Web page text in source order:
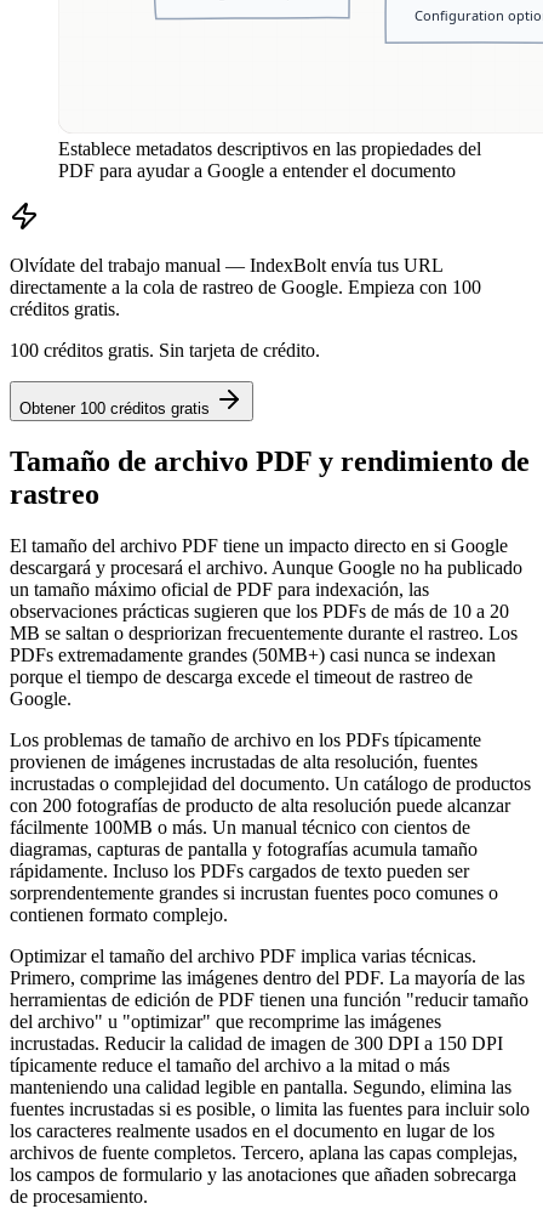
Establece metadatos descriptivos en las propiedades del
PDF para ayudar a Google a entender el documento
Olvídate del trabajo manual — IndexBolt envía tus URL
directamente a la cola de rastreo de Google. Empieza con 100
créditos gratis.
100 créditos gratis. Sin tarjeta de crédito.
Obtener 100 créditos gratis
Tamaño de archivo PDF y rendimiento de
rastreo
El tamaño del archivo PDF tiene un impacto directo en si Google
descargará y procesará el archivo. Aunque Google no ha publicado
un tamaño máximo oficial de PDF para indexación, las
observaciones prácticas sugieren que los PDFs de más de 10 a 20
MB se saltan o despriorizan frecuentemente durante el rastreo. Los
PDFs extremadamente grandes (50MB+) casi nunca se indexan
porque el tiempo de descarga excede el timeout de rastreo de
Google.
Los problemas de tamaño de archivo en los PDFs típicamente
provienen de imágenes incrustadas de alta resolución, fuentes
incrustadas o complejidad del documento. Un catálogo de productos
con 200 fotografías de producto de alta resolución puede alcanzar
fácilmente 100MB o más. Un manual técnico con cientos de
diagramas, capturas de pantalla y fotografías acumula tamaño
rápidamente. Incluso los PDFs cargados de texto pueden ser
sorprendentemente grandes si incrustan fuentes poco comunes o
contienen formato complejo.
Optimizar el tamaño del archivo PDF implica varias técnicas.
Primero, comprime las imágenes dentro del PDF. La mayoría de las
herramientas de edición de PDF tienen una función "reducir tamaño
del archivo" u "optimizar" que recomprime las imágenes
incrustadas. Reducir la calidad de imagen de 300 DPI a 150 DPI
típicamente reduce el tamaño del archivo a la mitad o más
manteniendo una calidad legible en pantalla. Segundo, elimina las
fuentes incrustadas si es posible, o limita las fuentes para incluir solo
los caracteres realmente usados en el documento en lugar de los
archivos de fuente completos. Tercero, aplana las capas complejas,
los campos de formulario y las anotaciones que añaden sobrecarga
de procesamiento.